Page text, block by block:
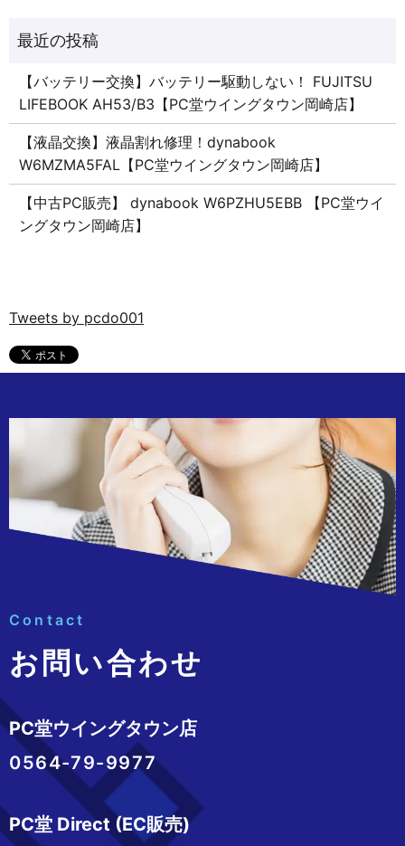
【バッテリー交換】バッテリー駆動しない！ FUJITSU
LIFEBOOK AH53/B3【PC堂ウイングタウン岡崎店】
【液晶交換】液晶割れ修理！dynabook
W6MZMA5FAL【PC堂ウイングタウン岡崎店】
【中古PC販売】 dynabook W6PZHU5EBB 【PC堂ウイ
ングタウン岡崎店】
Tweets by pcdo001
Contact
お問い合わせ
PC堂ウイングタウン店
0564-79-9977
PC堂 Direct (EC販売)